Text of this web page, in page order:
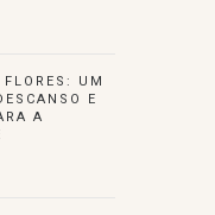
UM
E
A